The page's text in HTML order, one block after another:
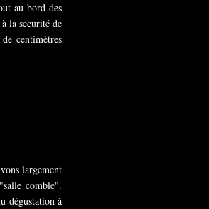
au bord des
la sécurité de
centimètres
largement
comble".
dégustation à